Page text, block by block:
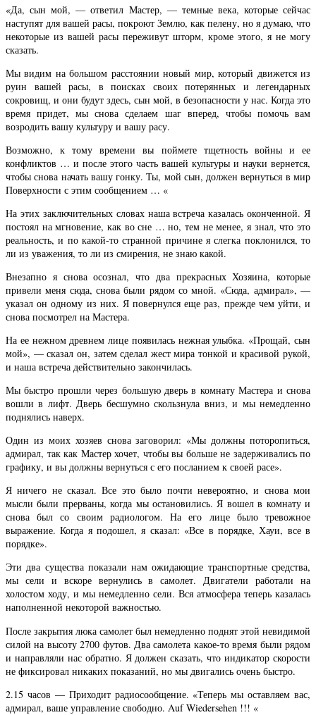
«Да, сын мой, — ответил Мастер, — темные века, которые сейчас
наступят для вашей расы, покроют Землю, как пелену, но я думаю, что
некоторые из вашей расы переживут шторм, кроме этого, я не могу
сказать.
Мы видим на большом расстоянии новый мир, который движется из
руин вашей расы, в поисках своих потерянных и легендарных
сокровищ, и они будут здесь, сын мой, в безопасности у нас. Когда это
время придет, мы снова сделаем шаг вперед, чтобы помочь вам
возродить вашу культуру и вашу расу.
Возможно, к тому времени вы поймете тщетность войны и ее
конфликтов … и после этого часть вашей культуры и науки вернется,
чтобы снова начать вашу гонку. Ты, мой сын, должен вернуться в мир
Поверхности с этим сообщением … «
На этих заключительных словах наша встреча казалась оконченной. Я
постоял на мгновение, как во сне … но, тем не менее, я знал, что это
реальность, и по какой-то странной причине я слегка поклонился, то
ли из уважения, то ли из смирения, не знаю какой.
Внезапно я снова осознал, что два прекрасных Хозяина, которые
привели меня сюда, снова были рядом со мной. «Сюда, адмирал», —
указал он одному из них. Я повернулся еще раз, прежде чем уйти, и
снова посмотрел на Мастера.
На ее нежном древнем лице появилась нежная улыбка. «Прощай, сын
мой», — сказал он, затем сделал жест мира тонкой и красивой рукой,
и наша встреча действительно закончилась.
Мы быстро прошли через большую дверь в комнату Мастера и снова
вошли в лифт. Дверь бесшумно скользнула вниз, и мы немедленно
поднялись наверх.
Один из моих хозяев снова заговорил: «Мы должны поторопиться,
адмирал, так как Мастер хочет, чтобы вы больше не задерживались по
графику, и вы должны вернуться с его посланием к своей расе».
Я ничего не сказал. Все это было почти невероятно, и снова мои
мысли были прерваны, когда мы остановились. Я вошел в комнату и
снова был со своим радиологом. На его лице было тревожное
выражение. Когда я подошел, я сказал: «Все в порядке, Хауи, все в
порядке».
Эти два существа показали нам ожидающие транспортные средства,
мы сели и вскоре вернулись в самолет. Двигатели работали на
холостом ходу, и мы немедленно сели. Вся атмосфера теперь казалась
наполненной некоторой важностью.
После закрытия люка самолет был немедленно поднят этой невидимой
силой на высоту 2700 футов. Два самолета какое-то время были рядом
и направляли нас обратно. Я должен сказать, что индикатор скорости
не фиксировал никаких показаний, но мы двигались очень быстро.
2.15 часов — Приходит радиосообщение. «Теперь мы оставляем вас,
адмирал, ваше управление свободно. Auf Wiedersehen !!! «